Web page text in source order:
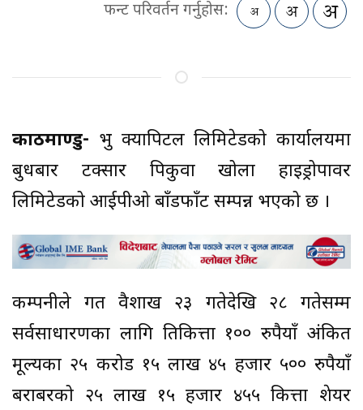
फन्ट परिवर्तन गर्नुहोस:
काठमाण्डु- प्रभु क्यापिटल लिमिटेडको कार्यालयमा
बुधबार टक्सार पिकुवा खोला हाइड्रोपावर
लिमिटेडको आईपीओ बाँडफाँट सम्पन्न भएको छ ।
कम्पनीले गत वैशाख २३ गतेदेखि २८ गतेसम्म
सर्वसाधारणका लागि प्रतिकित्ता १०० रुपैयाँ अंकित
मूल्यका २५ करोड १५ लाख ४५ हजार ५०० रुपैयाँ
बराबरको २५ लाख १५ हजार ४५५ कित्ता शेयर